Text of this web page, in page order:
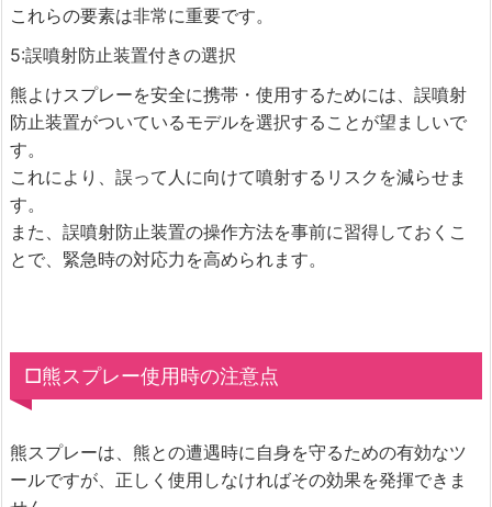
これらの要素は非常に重要です。
5:誤噴射防止装置付きの選択
熊よけスプレーを安全に携帯・使用するためには、誤噴射
防止装置がついているモデルを選択することが望ましいで
す。
これにより、誤って人に向けて噴射するリスクを減らせま
す。
また、誤噴射防止装置の操作方法を事前に習得しておくこ
とで、緊急時の対応力を高められます。
□熊スプレー使用時の注意点
熊スプレーは、熊との遭遇時に自身を守るための有効なツ
ールですが、正しく使用しなければその効果を発揮できま